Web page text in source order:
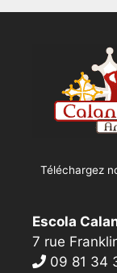
Téléchargez
Escola
7 rue
09 81 34